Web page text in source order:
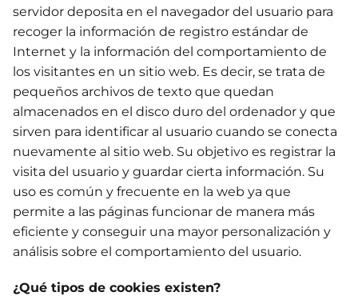
servidor deposita en el navegador del usuario para
recoger la información de registro estándar de
Internet y la información del comportamiento de
los visitantes en un sitio web. Es decir, se trata de
pequeños archivos de texto que quedan
almacenados en el disco duro del ordenador y que
sirven para identificar al usuario cuando se conecta
nuevamente al sitio web. Su objetivo es registrar la
visita del usuario y guardar cierta información. Su
uso es común y frecuente en la web ya que
permite a las páginas funcionar de manera más
eficiente y conseguir una mayor personalización y
análisis sobre el comportamiento del usuario.
¿Qué tipos de cookies existen?